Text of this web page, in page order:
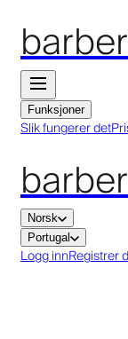
Funksjoner
Slik fungerer det
Norsk
Portugal
Logg innRegistrer